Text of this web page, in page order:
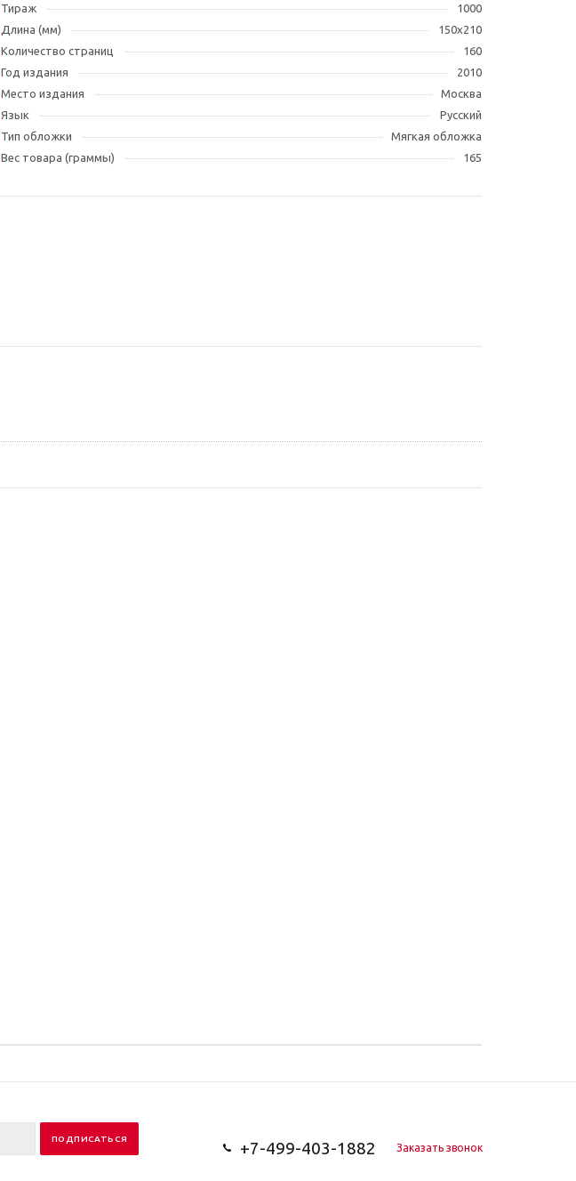
Тираж
1000
Длина (мм)
150х210
Количество страниц
160
Год издания
2010
Место издания
Москва
Язык
Русский
Тип обложки
Мягкая обложка
Вес товара (граммы)
165
+7-499-403-1882 Заказать звонок